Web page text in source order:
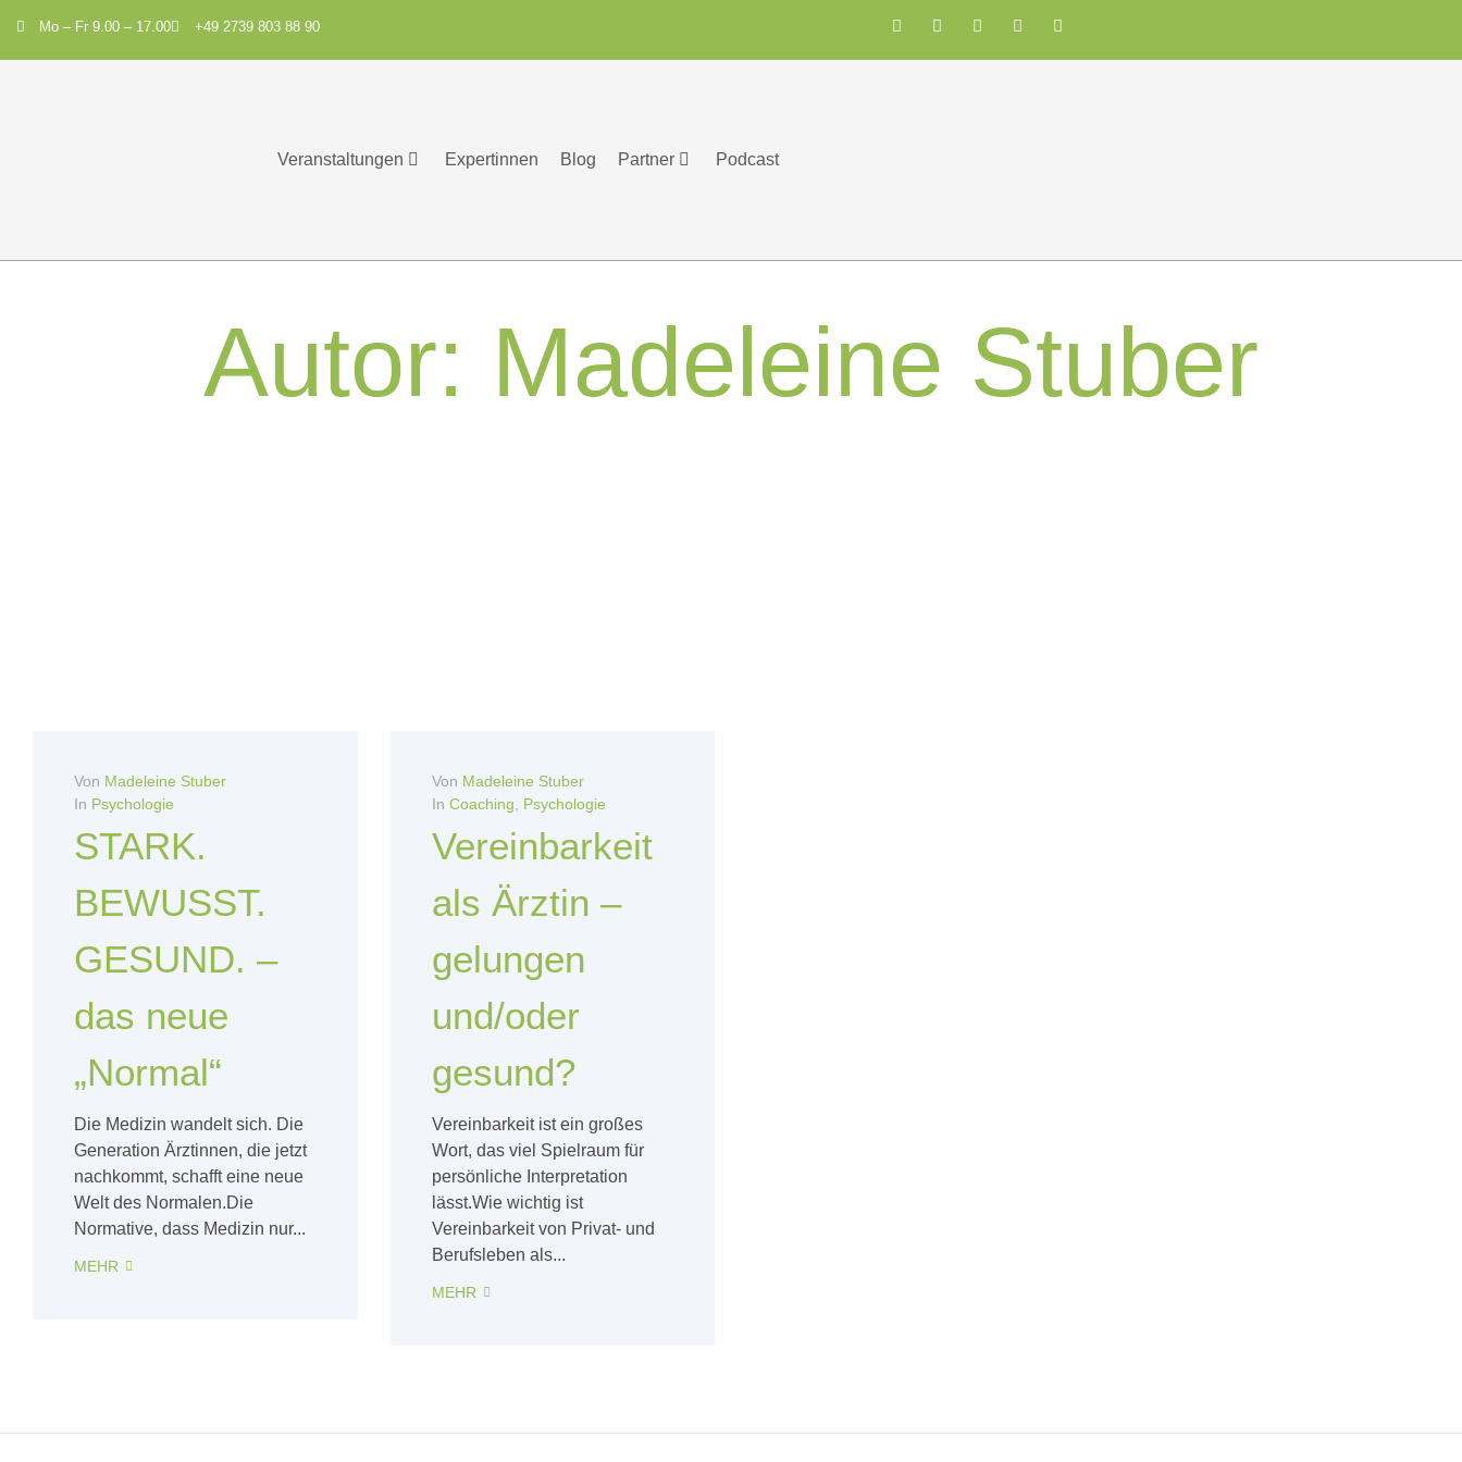
Mo – Fr 9.00 – 17.00 +49 2739 803 88 90
Veranstaltungen Expertinnen Blog Partner Podcast
Autor: Madeleine Stuber
Von Madeleine Stuber
In Psychologie
STARK.
BEWUSST.
GESUND. –
das neue
„Normal“
Die Medizin wandelt sich. Die
Generation Ärztinnen, die jetzt
nachkommt, schafft eine neue
Welt des Normalen.Die
Normative, dass Medizin nur...
MEHR
Von Madeleine Stuber
In Coaching Psychologie
Vereinbarkeit
als Ärztin –
gelungen
und/oder
gesund?
Vereinbarkeit ist ein großes
Wort, das viel Spielraum für
persönliche Interpretation
lässt.Wie wichtig ist
Vereinbarkeit von Privat- und
Berufsleben als...
MEHR